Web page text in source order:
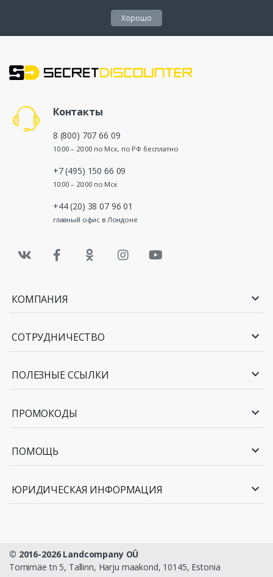
Хорошо
Контакты
8 (800) 707 66 09
10:00 – 20:00 по Мск, по РФ бесплатно
+7 (495) 150 66 09
10:00 – 20:00 по Мск
+44 (20) 38 07 96 01
главный офис в Лондоне
КОМПАНИЯ
СОТРУДНИЧЕСТВО
ПОЛЕЗНЫЕ ССЫЛКИ
ПРОМОКОДЫ
ПОМОЩЬ
ЮРИДИЧЕСКАЯ ИНФОРМАЦИЯ
© 2016-2026 Landcompany OÜ
Tornimäe tn 5, Tallinn, Harju maakond, 10145, Estonia